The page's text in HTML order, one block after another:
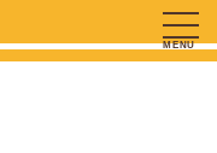
MENU